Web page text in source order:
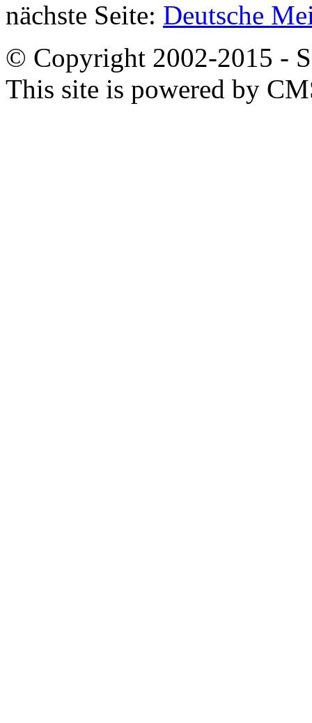
nächste Seite: Deutsche
© Copyright 2002-2015 -
This site is powered by